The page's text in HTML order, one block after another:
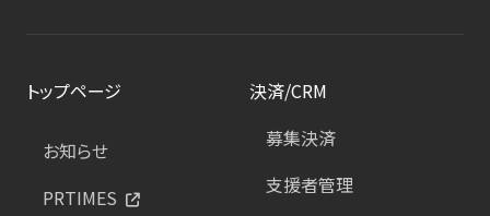
トップページ
お知らせ
PRTIMES
決済/CRM
募集決済
支援者管理